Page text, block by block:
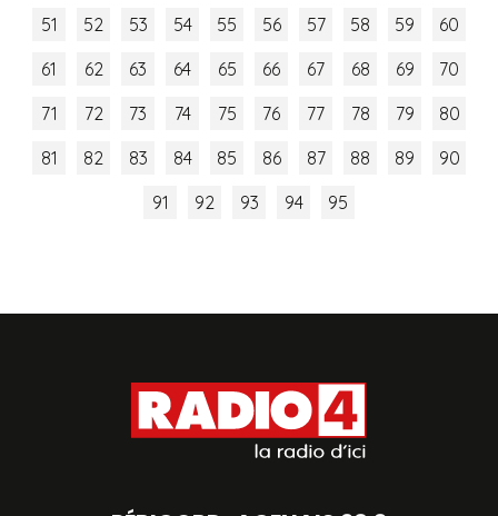
51
52 53 54 55 56 57 58 59
60
61
62 63 64 65 66 67 68 69
70
71
72 73 74 75 76 77 78 79
80
81
82 83 84 85 86 87 88 89
90
91
92 93 94 95